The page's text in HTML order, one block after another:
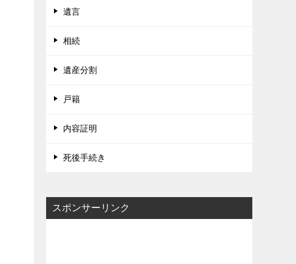
遺言
相続
遺産分割
戸籍
内容証明
死後手続き
スポンサーリンク